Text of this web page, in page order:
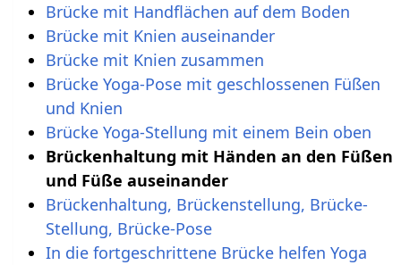
Brücke mit Handflächen auf dem Boden
Brücke mit Knien auseinander
Brücke mit Knien zusammen
Brücke Yoga-Pose mit geschlossenen Füßen
und Knien
Brücke Yoga-Stellung mit einem Bein oben
Brückenhaltung mit Händen an den Füßen
und Füße auseinander
Brückenhaltung, Brückenstellung, Brücke-
Stellung, Brücke-Pose
In die fortgeschrittene Brücke helfen Yoga